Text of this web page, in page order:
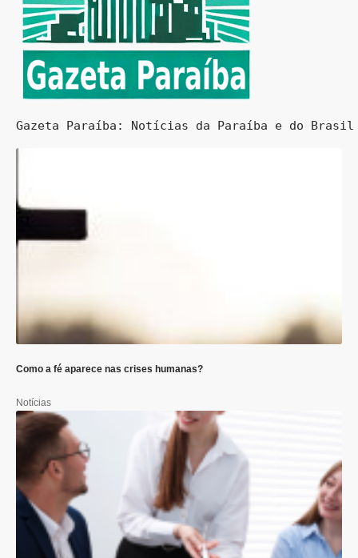
Gazeta Paraíba: Notícias da Paraíba e do
Como a fé aparece nas crises humanas?
Notícias